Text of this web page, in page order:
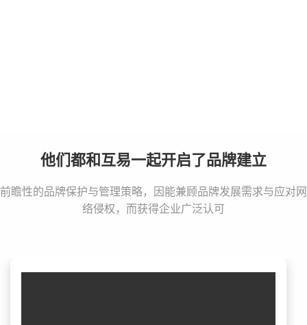
他们都和互易一起开启了品牌建立
前瞻性的品牌保护与管理策略，因能兼顾品牌发展需求与应对网
络侵权，而获得企业广泛认可